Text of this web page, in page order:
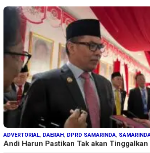
ADVERTORIAL, DAERAH, DPRD SAMARINDA,
Andi Harun Pastikan Tak akan